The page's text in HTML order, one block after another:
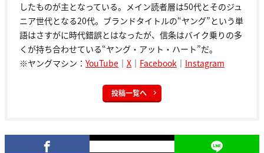
したものが主となっている。メイン読者層は50代とそのジュ
ニア世代となる20代。ブランドタイトルの“ヤング”という単
語はさすがに時代錯誤とはなったが、信条はバイク乗りの多
くが持ち合わせている“ヤング・アット・ハート”だ。
※ヤングマシン： YouTube ｜ X ｜ Facebook ｜ Instagram
投稿一覧へ